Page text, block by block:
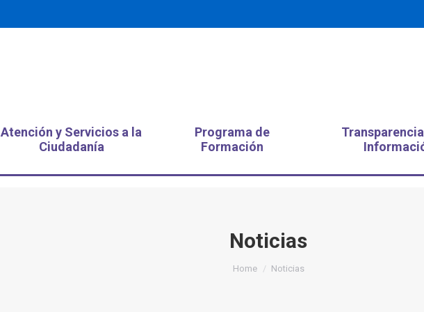
Atención y Servicios a la
Ciudadanía
Programa de
Formación
Noticias
You are here:
Home Noticias